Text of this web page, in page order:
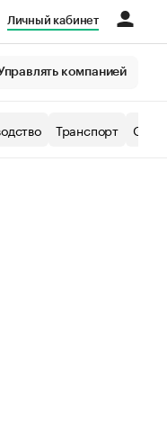
Личный кабинет
компанией
Транспорт